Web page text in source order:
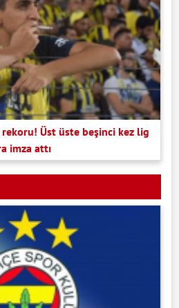
Üst üste beşinci kez lig
imza attı